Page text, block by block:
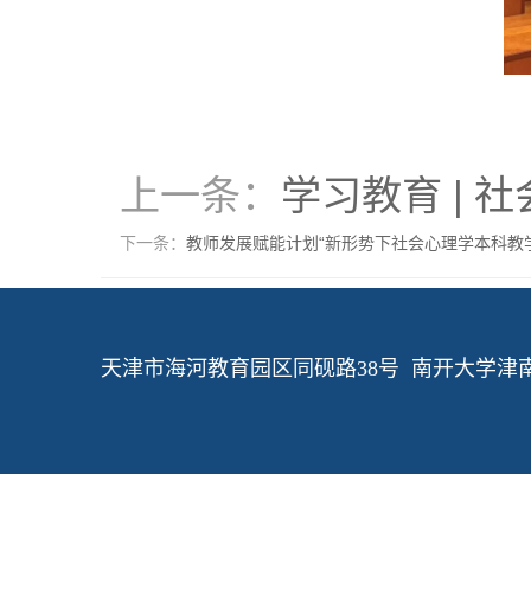
上一条： 学习教育 | 社
下一条： 教师发展赋能计划“新形势下社会心理学本科教
天津市海河教育园区同砚路38号 南开大学